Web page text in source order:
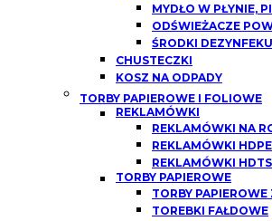
MYDŁO W PŁYNIE,
ODŚWIEŻACZE
ŚRODKI
CHUSTECZKI
KOSZ NA ODPADY
TORBY PAPIEROWE I FOLIOWE
REKLAMÓWKI
REKLAMÓWKI NA
REKLAMÓWKI HDPE
REKLAMÓWKI HDTS
TORBY PAPIEROWE
TORBY
TOREBKI FAŁDOWE